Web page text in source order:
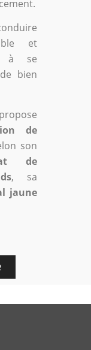
et
à se
bien
propose
de
son
de
, sa
jaune